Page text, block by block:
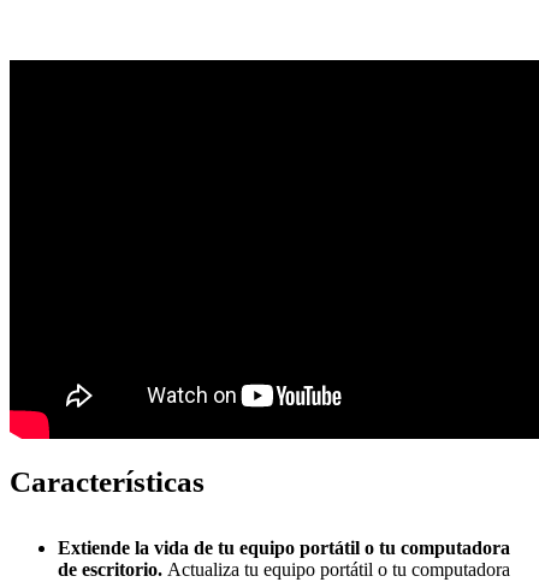
Características
Extiende la vida de tu equipo portátil o tu computadora
de escritorio. Actualiza tu equipo portátil o tu computadora